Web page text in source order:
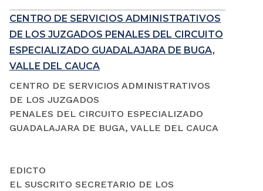
CENTRO DE SERVICIOS ADMINISTRATIVOS
DE LOS JUZGADOS PENALES DEL CIRCUITO
ESPECIALIZADO GUADALAJARA DE BUGA,
VALLE DEL CAUCA
CENTRO DE SERVICIOS ADMINISTRATIVOS
DE LOS JUZGADOS
PENALES DEL CIRCUITO ESPECIALIZADO
GUADALAJARA DE BUGA, VALLE DEL CAUCA
EDICTO
EL SUSCRITO SECRETARIO DE LOS